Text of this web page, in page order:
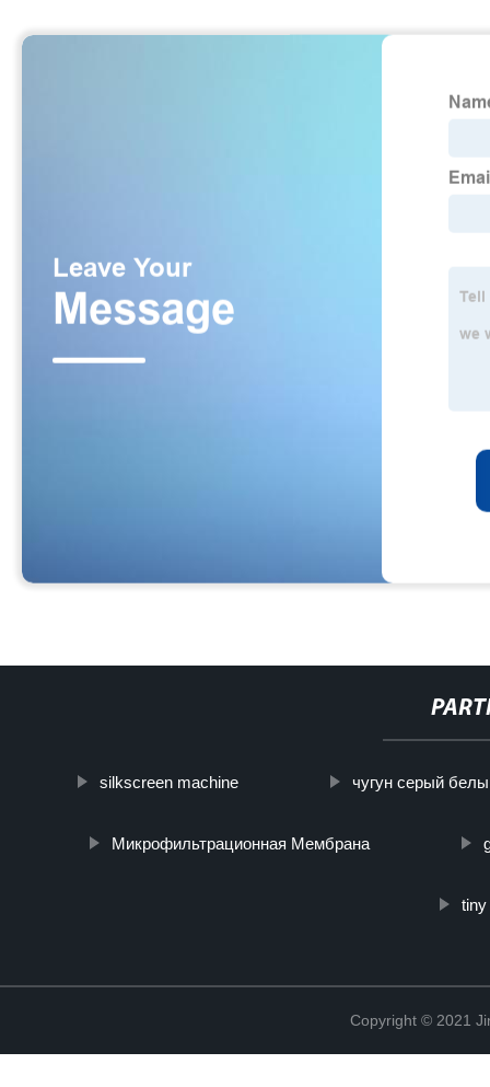
silkscreen machine чугун серый
Микрофильтрационная Мембрана
tiny
Copyright © 2021